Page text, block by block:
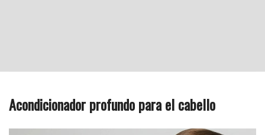
Acondicionador profundo para el cabello